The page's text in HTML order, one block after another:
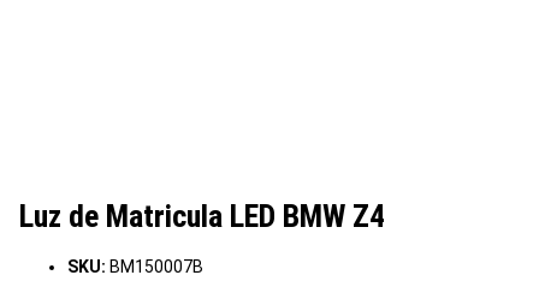
Luz de Matricula LED BMW Z4
SKU: BM150007B